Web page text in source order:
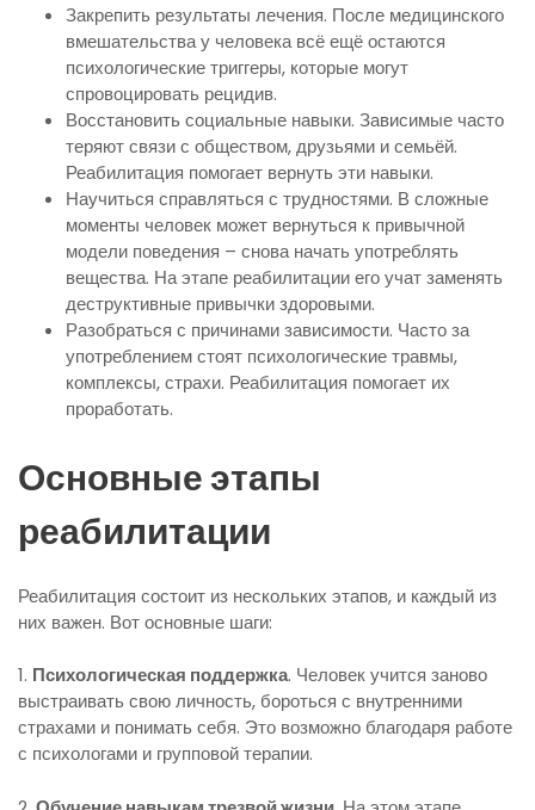
Закрепить результаты лечения. После медицинского
вмешательства у человека всё ещё остаются
психологические триггеры, которые могут
спровоцировать рецидив.
Восстановить социальные навыки. Зависимые часто
теряют связи с обществом, друзьями и семьёй.
Реабилитация помогает вернуть эти навыки.
Научиться справляться с трудностями. В сложные
моменты человек может вернуться к привычной
модели поведения – снова начать употреблять
вещества. На этапе реабилитации его учат заменять
деструктивные привычки здоровыми.
Разобраться с причинами зависимости. Часто за
употреблением стоят психологические травмы,
комплексы, страхи. Реабилитация помогает их
проработать.
Основные этапы
реабилитации
Реабилитация состоит из нескольких этапов, и каждый из
них важен. Вот основные шаги:
1. Психологическая поддержка. Человек учится заново
выстраивать свою личность, бороться с внутренними
страхами и понимать себя. Это возможно благодаря работе
с психологами и групповой терапии.